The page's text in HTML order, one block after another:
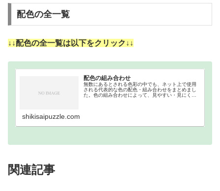
配色の全一覧
↓↓配色の全一覧は以下をクリック↓↓
配色の組み合わせ
無数にあるとされる色彩の中でも、ネット上で使用
される代表的な色の配色・組み合わせをまとめまし
た。色の組み合わせによって、見やすい・見にくい
shikisaipuzzle.com
関連記事